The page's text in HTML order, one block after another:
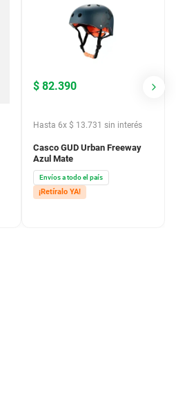
$ 82.390
Hasta 6x $ 13.731 sin interés
Casco GUD Urban Freeway
Azul Mate
Envíos a todo el país
¡Retíralo YA!